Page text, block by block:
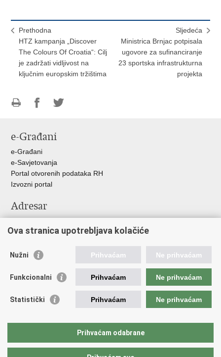
Prethodna
HTZ kampanja „Discover
The Colours Of Croatia“: Cilj
je zadržati vidljivost na
ključnim europskim tržištima
Sljedeća
Ministrica Brnjac potpisala
ugovore za sufinanciranje
23 sportska infrastrukturna
projekta
FacebookuTwitteru
e-Građani
e-Građani
e-Savjetovanja
Portal otvorenih podataka RH
Izvozni portal
Adresar
Adresar tijela javne vlasti
Korisne poveznice
Vlada RH
Predsjednik RH
Pravobraniteljica za ravnopravnost spolova
Povjerenik za informiranje
Ova stranica upotrebljava kolačiće
Nužni Prihvaćam Ne prihvaćam
Funkcionalni Prihvaćam Ne prihvaćam
Statistički Prihvaćam Ne prihvaćam
Prihvaćam odabrane